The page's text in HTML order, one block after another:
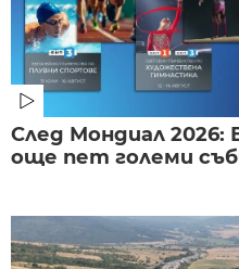
След Мондиал 2026:
още пет големи